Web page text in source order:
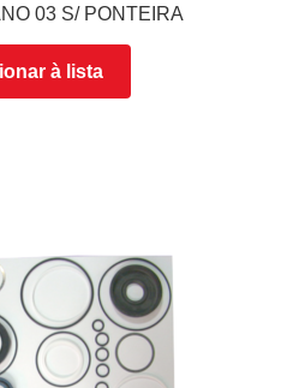
03 S/ PONTEIRA
à lista